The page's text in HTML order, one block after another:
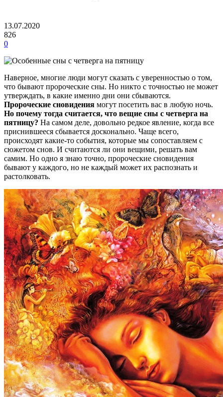
13.07.2020
826
0
Наверное, многие люди могут сказать с уверенностью о том,
что бывают пророческие сны. Но никто с точностью не может
утверждать, в какие именно дни они сбываются.
Пророческие сновидения могут посетить вас в любую ночь.
Но почему тогда считается, что вещие сны с четверга на
пятницу? На самом деле, довольно редкое явление, когда все
приснившееся сбывается досконально. Чаще всего,
происходят какие-то события, которые мы сопоставляем с
сюжетом снов. И считаются ли они вещими, решать вам
самим. Но одно я знаю точно, пророческие сновидения
бывают у каждого, но не каждый может их распознать и
растолковать.